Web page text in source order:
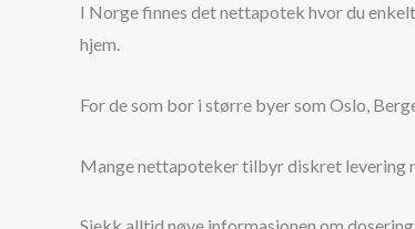
I Norge finnes det nettapotek hvor du
hjem.
For de som bor i større byer som Oslo,
Mange nettapoteker tilbyr diskret levering